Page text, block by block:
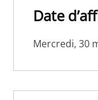
Date
Mercredi, 30